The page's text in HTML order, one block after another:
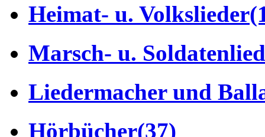
Heimat- u. Volkslieder
Marsch- u.
Liedermacher und
Hörbücher(37)